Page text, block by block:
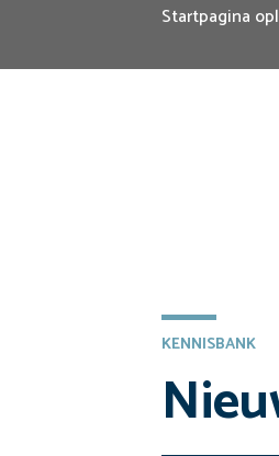
Startpagina
KENNISBANK